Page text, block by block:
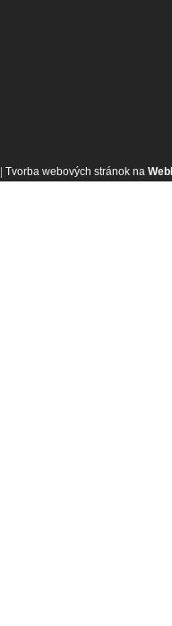
Tvorba webových stránok na